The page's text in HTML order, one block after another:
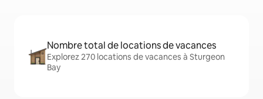
Nombre total de locations de vacances
Explorez 270 locations de vacances à Sturgeon
Bay